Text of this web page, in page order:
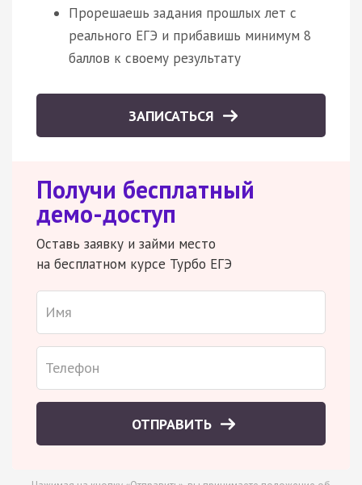
Прорешаешь задания прошлых лет с
реального ЕГЭ и прибавишь минимум 8
баллов к своему результату
ЗАПИСАТЬСЯ
Получи бесплатный
демо-доступ
Оставь заявку и займи место
на бесплатном курсе Турбо ЕГЭ
ОТПРАВИТЬ